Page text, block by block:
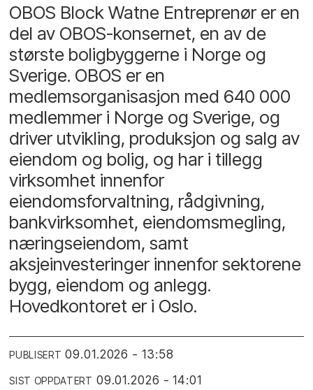
OBOS Block Watne Entreprenør er en
del av OBOS-konsernet, en av de
største boligbyggerne i Norge og
Sverige. OBOS er en
medlemsorganisasjon med 640 000
medlemmer i Norge og Sverige, og
driver utvikling, produksjon og salg av
eiendom og bolig, og har i tillegg
virksomhet innenfor
eiendomsforvaltning, rådgivning,
bankvirksomhet, eiendomsmegling,
næringseiendom, samt
aksjeinvesteringer innenfor sektorene
bygg, eiendom og anlegg.
Hovedkontoret er i Oslo.
PUBLISERT 09.01.2026 - 13:58
SIST OPPDATERT 09.01.2026 - 14:01